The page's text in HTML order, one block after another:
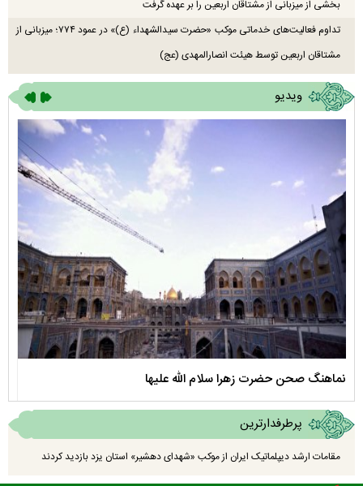
بخشی از میزبانی از مشتاقان اربعین را بر عهده گرفت
تداوم فعالیت‌های خدماتی موکب «حضرت سیدالشهداء (ع)» در عمود ۷۷۴؛ میزبانی از
مشتاقان اربعین توسط هیئت انصارالمهدی (عج)
ویدیو
نماهنگ صحن حضرت زهرا سلام الله علیها
پرطرفدارترین
مقامات ارشد دیپلماتیک ایران از موکب «شهدای دهشیر» استان یزد بازدید کردند